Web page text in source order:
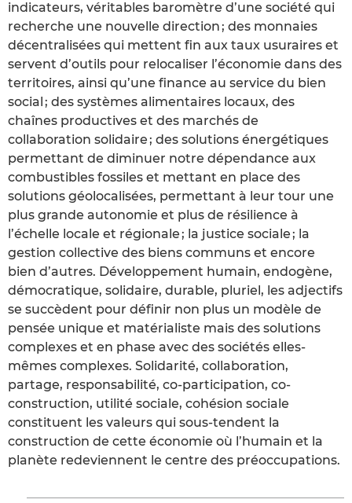
indicateurs, véritables baromètre d’une société qui
recherche une nouvelle direction ; des monnaies
décentralisées qui mettent fin aux taux usuraires et
servent d’outils pour relocaliser l’économie dans des
territoires, ainsi qu’une finance au service du bien
social ; des systèmes alimentaires locaux, des
chaînes productives et des marchés de
collaboration solidaire ; des solutions énergétiques
permettant de diminuer notre dépendance aux
combustibles fossiles et mettant en place des
solutions géolocalisées, permettant à leur tour une
plus grande autonomie et plus de résilience à
l’échelle locale et régionale ; la justice sociale ; la
gestion collective des biens communs et encore
bien d’autres. Développement humain, endogène,
démocratique, solidaire, durable, pluriel, les adjectifs
se succèdent pour définir non plus un modèle de
pensée unique et matérialiste mais des solutions
complexes et en phase avec des sociétés elles-
mêmes complexes. Solidarité, collaboration,
partage, responsabilité, co-participation, co-
construction, utilité sociale, cohésion sociale
constituent les valeurs qui sous-tendent la
construction de cette économie où l’humain et la
planète redeviennent le centre des préoccupations.